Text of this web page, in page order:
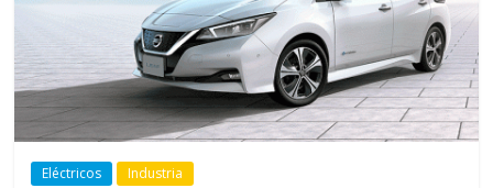
Eléctricos Industria